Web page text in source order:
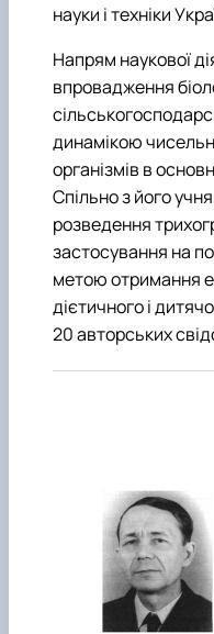
науки і техніки
Напрям наукової
впровадження
динамікою
організмів в
Спільно з його
розведення
застосування на
метою отримання
дієтичного і
20 авторських